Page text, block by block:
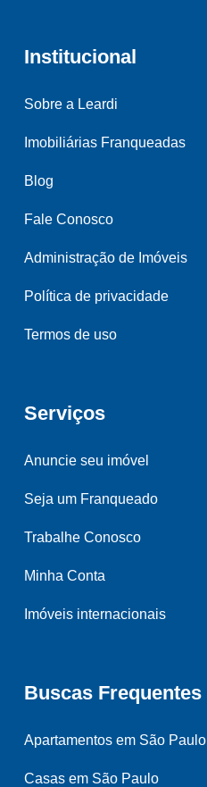
Institucional
Sobre a Leardi
Imobiliárias Franqueadas
Blog
Fale Conosco
Administração de Imóveis
Política de privacidade
Termos de uso
Serviços
Anuncie seu imóvel
Seja um Franqueado
Trabalhe Conosco
Minha Conta
Imóveis internacionais
Buscas Frequentes
Apartamentos em São Paulo
Casas em São Paulo